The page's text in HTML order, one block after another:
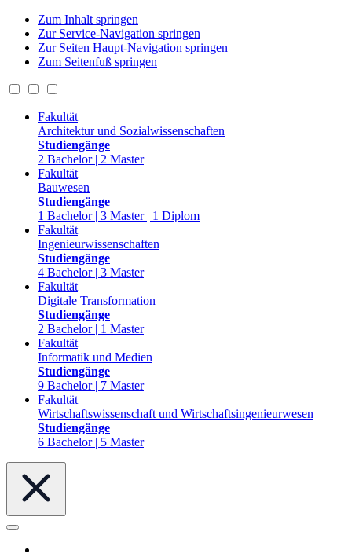
Zum Inhalt springen
Zur Service-Navigation springen
Zur Seiten Haupt-Navigation springen
Zum Seitenfuß springen
Fakultät
Architektur und Sozialwissenschaften
Studiengänge
2 Bachelor | 2 Master
Fakultät
Bauwesen
Studiengänge
1 Bachelor | 3 Master | 1 Diplom
Fakultät
Ingenieurwissenschaften
Studiengänge
4 Bachelor | 3 Master
Fakultät
Digitale Transformation
Studiengänge
2 Bachelor | 1 Master
Fakultät
Informatik und Medien
Studiengänge
9 Bachelor | 7 Master
Fakultät
Wirtschaftswissenschaft und Wirtschaftsingenieurwesen
Studiengänge
6 Bachelor | 5 Master